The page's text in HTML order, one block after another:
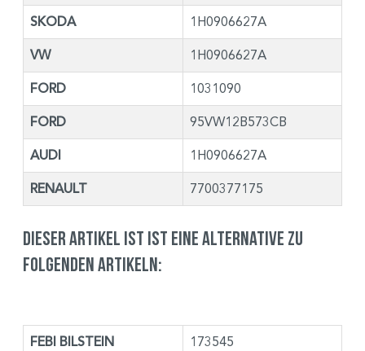
SKODA 1H0906627A
VW 1H0906627A
FORD 1031090
FORD 95VW12B573CB
AUDI 1H0906627A
RENAULT 7700377175
Dieser Artikel ist ist eine Alternative zu
folgenden Artikeln:
FEBI BILSTEIN 173545